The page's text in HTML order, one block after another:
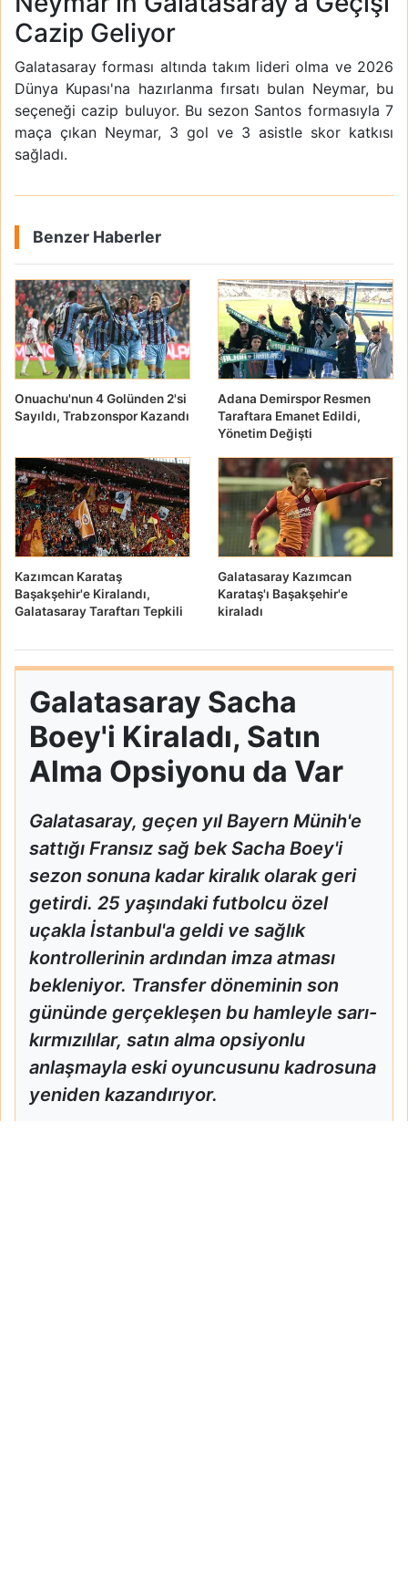
Cazip Geliyor
Galatasaray forması altında takım lideri olma ve 2026
Dünya Kupası'na hazırlanma fırsatı bulan Neymar, bu
seçeneği cazip buluyor. Bu sezon Santos formasıyla 7
maça çıkan Neymar, 3 gol ve 3 asistle skor katkısı
sağladı.
Benzer Haberler
Onuachu'nun 4 Golünden 2'si
Sayıldı, Trabzonspor Kazandı
Adana Demirspor Resmen
Taraftara Emanet Edildi,
Yönetim Değişti
Kazımcan Karataş
Başakşehir'e Kiralandı,
Galatasaray Taraftarı Tepkili
Galatasaray Kazımcan
Karataş'ı Başakşehir'e
kiraladı
Galatasaray Sacha
Boey'i Kiraladı, Satın
Alma Opsiyonu da Var
Galatasaray, geçen yıl Bayern Münih'e
sattığı Fransız sağ bek Sacha Boey'i
sezon sonuna kadar kiralık olarak geri
getirdi. 25 yaşındaki futbolcu özel
uçakla İstanbul'a geldi ve sağlık
kontrollerinin ardından imza atması
bekleniyor. Transfer döneminin son
gününde gerçekleşen bu hamleyle sarı-
kırmızılılar, satın alma opsiyonlu
anlaşmayla eski oyuncusunu kadrosuna
yeniden kazandırıyor.